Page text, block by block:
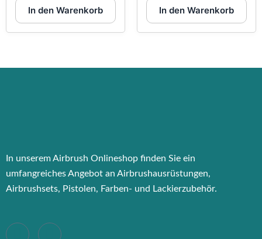
In den Warenkorb In den Warenkorb
In unserem Airbrush Onlineshop finden Sie ein
umfangreiches Angebot an Airbrushausrüstungen,
Airbrushsets, Pistolen, Farben- und Lackierzubehör.